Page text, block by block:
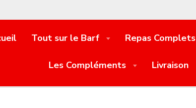
Tout sur le Barf Repas Complets
Les Compléments Livraison